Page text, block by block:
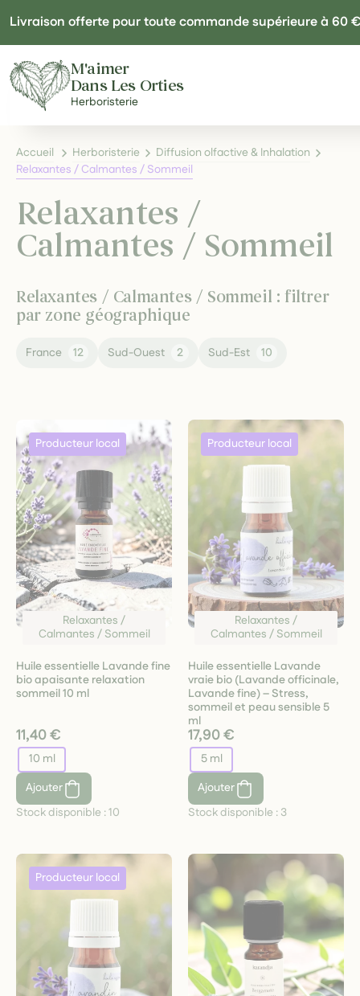
Livraison offerte pour toute commande supérieure à 60 €
M'aimer
Dans Les Orties
Herboristerie
Accueil Herboristerie
Diffusion olfactive & Inhalation
Relaxantes / Calmantes / Sommeil
Relaxantes /
Calmantes / Sommeil
Relaxantes / Calmantes / Sommeil : filtrer
par zone géographique
France 12 Sud-Ouest 2 Sud-Est 10
Relaxantes /
Calmantes / Sommeil
Huile essentielle Lavande fine
bio apaisante relaxation
sommeil 10 ml
11,40 €
10 ml
Ajouter
Stock disponible :10
Relaxantes /
Calmantes / Sommeil
Huile essentielle Lavande
vraie bio (Lavande officinale,
Lavande fine) – Stress,
sommeil et peau sensible 5
ml
17,90 €
5 ml
Ajouter
Stock disponible : 3